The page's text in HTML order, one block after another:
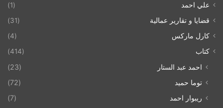
علي احمد
(1)
قضايا و تقارير عمالية
(31)
كارل ماركس
(4)
كتاب
(414)
احمد عبد الستار
(23)
توما حميد
(72)
ريبوار احمد
(7)